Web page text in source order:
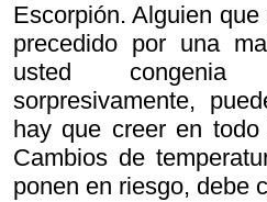
Escorpión. Alguien
precedido por una
usted congenia
sorpresivamente,
hay que creer en
Cambios de
ponen en riesgo, debe